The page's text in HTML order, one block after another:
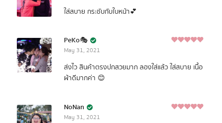
PastelFlowBreathable and Comfortable to Wear ผ้าด้าน
นอก เป็นผ้า Coolmode มีคุณสมบัติระบายอากาศได้ดี หายใจ
ได้สะดวก และแห้งเร็วเมื่อซัก ช่วยลดกลิ่นอับ
ใส่สบาย กระชับกับใบหน้า💕
PeKo🎭
May 31, 2021
ส่งไว สินค้าตรงปกสวยมาก ลองใส่แล้ว ใส่สบาย เนื้อ
ผ้าดีมากค่า 😊
NoNan
May 31, 2021